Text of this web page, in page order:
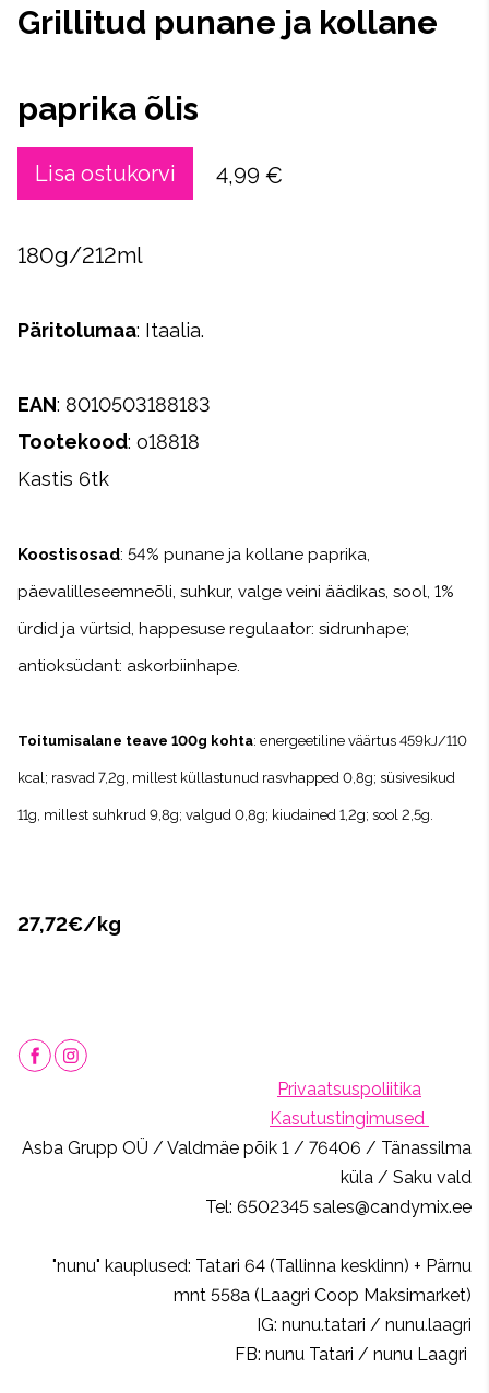
Grillitud punane ja kollane
paprika õlis
Lisa ostukorvi 4,99 €
180g/212ml
Päritolumaa: Itaalia.
EAN: 8010503188183
Tootekood: o18818
Kastis 6tk
Koostisosad: 54% punane ja kollane paprika,
päevalilleseemneõli, suhkur, valge veini äädikas, sool, 1%
ürdid ja vürtsid, happesuse regulaator: sidrunhape;
antioksüdant: askorbiinhape.
Toitumisalane teave 100g kohta: energeetiline väärtus 459kJ/110
kcal; rasvad 7,2g, millest küllastunud rasvhapped 0,8g; süsivesikud
11g, millest suhkrud 9,8g; valgud 0,8g; kiudained 1,2g; sool 2,5g.
27,72€/kg
Privaatsuspoliitika
Kasutustingimused
Asba Grupp OÜ / Valdmäe põik 1 / 76406 / Tänassilma
küla / Saku vald
Tel: 6502345 sales@candymix.ee
"nunu" kauplused: Tatari 64 (Tallinna kesklinn) + Pärnu
mnt 558a (Laagri Coop Maksimarket)
IG: nunu.tatari / nunu.laagri
FB: nunu Tatari / nunu Laagri